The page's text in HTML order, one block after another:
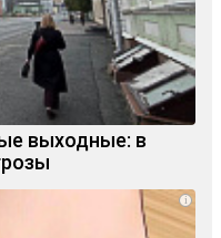
выходные: в
i